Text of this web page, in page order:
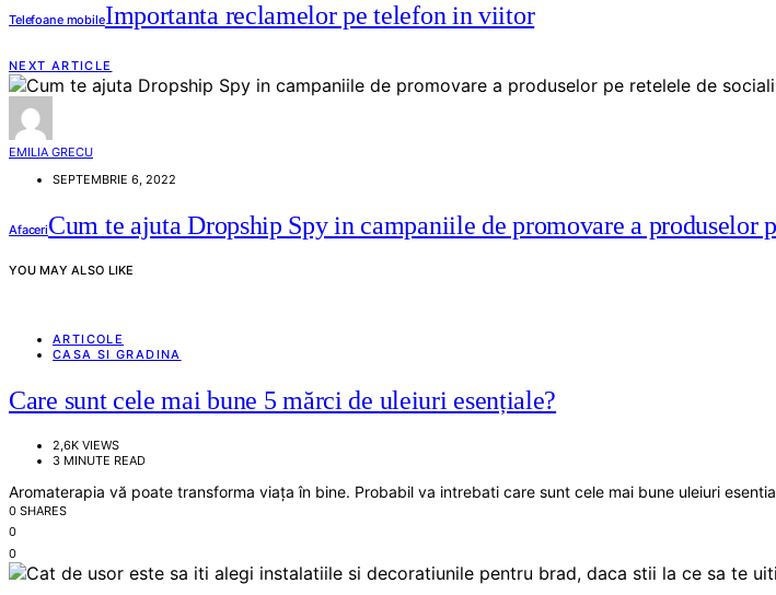
Telefoane mobileImportanta reclamelor pe telefon in viitor
NEXT ARTICLE
EMILIA GRECU
SEPTEMBRIE 6, 2022
AfaceriCum te ajuta Dropship Spy in campaniile de promovare a produselor
YOU MAY ALSO LIKE
ARTICOLE
CASA SI GRADINA
Care sunt cele mai bune 5 mărci de uleiuri esențiale?
2,6K VIEWS
3 MINUTE READ
Aromaterapia vă poate transforma viața în bine. Probabil va intrebati care sunt cele mai bune uleiuri
0 SHARES
0
0